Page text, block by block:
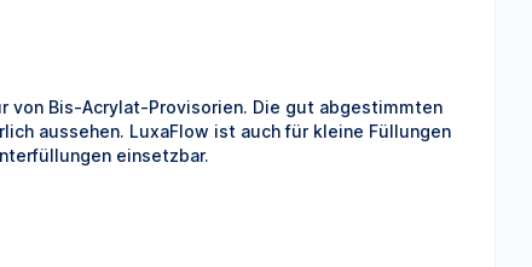
von Bis-Acrylat-Provisorien. Die gut abgestimmten
aussehen. LuxaFlow ist auch für kleine Füllungen
einsetzbar.